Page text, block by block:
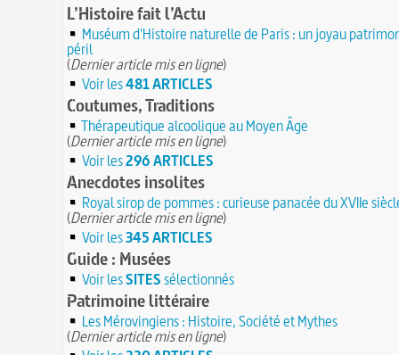
L’Histoire fait l’Actu
Muséum d'Histoire naturelle de Paris : un joyau
péril
(Dernier article mis en ligne)
Voir les481 ARTICLES
Coutumes, Traditions
Thérapeutique alcoolique au Moyen Âge
(Dernier article mis en ligne)
Voir les296 ARTICLES
Anecdotes insolites
Royal sirop de pommes : curieuse panacée du XVIIe
(Dernier article mis en ligne)
Voir les345 ARTICLES
Guide : Musées
Voir lesSITESsélectionnés
Patrimoine littéraire
Les Mérovingiens : Histoire, Société et Mythes
(Dernier article mis en ligne)